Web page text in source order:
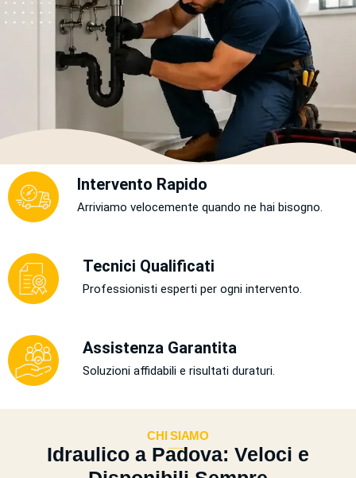
Intervento Rapido
Arriviamo velocemente quando ne hai bisogno.
Tecnici Qualificati
Professionisti esperti per ogni intervento.
Assistenza Garantita
Soluzioni affidabili e risultati duraturi.
CHI SIAMO
___
Idraulico a Padova: Veloci e